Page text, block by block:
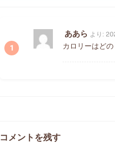
ョ
ああら より:
カロリーはど
コメントを残す